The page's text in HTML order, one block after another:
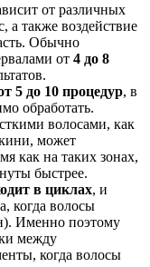
от различных
а также воздействие
Обычно
от 4 до 8
5 до 10 процедур, в
обработать.
волосами, как
может
как на таких зонах,
быстрее.
в циклах, и
когда волосы
Именно поэтому
между
когда волосы